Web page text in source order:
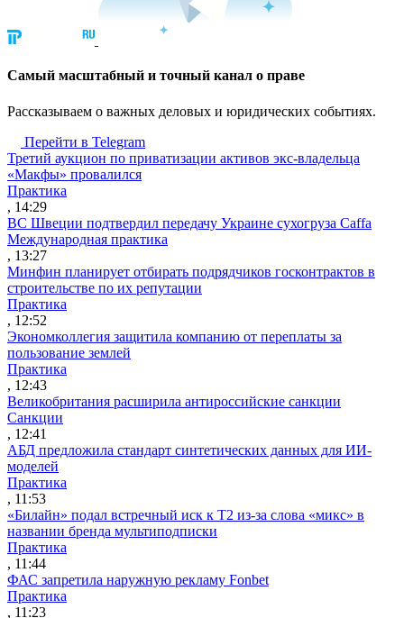
Cамый масштабный и точный канал о праве
Рассказываем о важных деловых и юридических событиях.
Перейти в Telegram
Третий аукцион по приватизации активов экс-владельца
«Макфы» провалился
Практика
, 14:29
ВС Швеции подтвердил передачу Украине сухогруза Caffa
Международная практика
, 13:27
Минфин планирует отбирать подрядчиков госконтрактов в
строительстве по их репутации
Практика
, 12:52
Экономколлегия защитила компанию от переплаты за
пользование землей
Практика
, 12:43
Великобритания расширила антироссийские санкции
Санкции
, 12:41
АБД предложила стандарт синтетических данных для ИИ-
моделей
Практика
, 11:53
«Билайн» подал встречный иск к Т2 из-за слова «микс» в
названии бренда мультиподписки
Практика
, 11:44
ФАС запретила наружную рекламу Fonbet
Практика
, 11:23